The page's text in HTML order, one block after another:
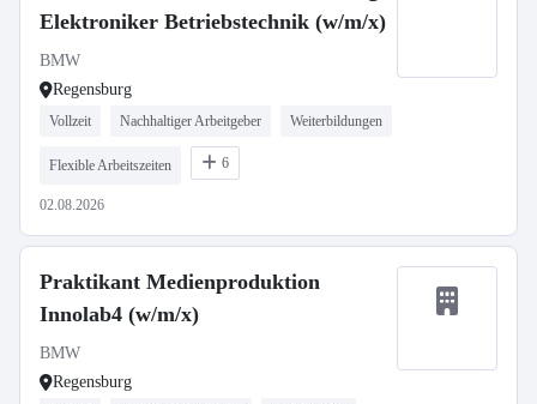
Elektroniker Betriebstechnik (w/m/x)
BMW
Regensburg
Vollzeit Nachhaltiger Arbeitgeber Weiterbildungen
Flexible Arbeitszeiten 6
02.08.2026
Praktikant Medienproduktion
Innolab4 (w/m/x)
BMW
Regensburg